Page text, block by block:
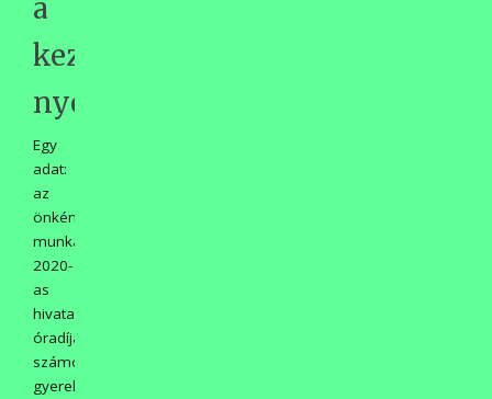
a
kezük
nyoma!
Egy
adat:
az
önkéntes
munka
2020-
as
hivatalos
óradíjával
számolva
gyerekek